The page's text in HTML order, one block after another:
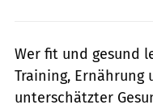
Wer fit und gesund
Training, Ernährung
unterschätzter